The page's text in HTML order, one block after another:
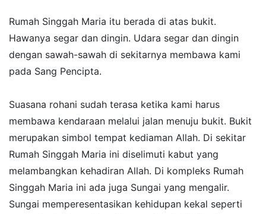
Rumah Singgah Maria itu berada di atas bukit.
Hawanya segar dan dingin. Udara segar dan dingin
dengan sawah-sawah di sekitarnya membawa kami
pada Sang Pencipta.
Suasana rohani sudah terasa ketika kami harus
membawa kendaraan melalui jalan menuju bukit. Bukit
merupakan simbol tempat kediaman Allah. Di sekitar
Rumah Singgah Maria ini diselimuti kabut yang
melambangkan kehadiran Allah. Di kompleks Rumah
Singgah Maria ini ada juga Sungai yang mengalir.
Sungai memperesentasikan kehidupan kekal seperti